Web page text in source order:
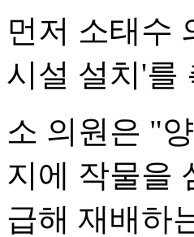
먼저 소태수
시설 설치'를
소 의원은 "
지에 작물을
급해 재배하